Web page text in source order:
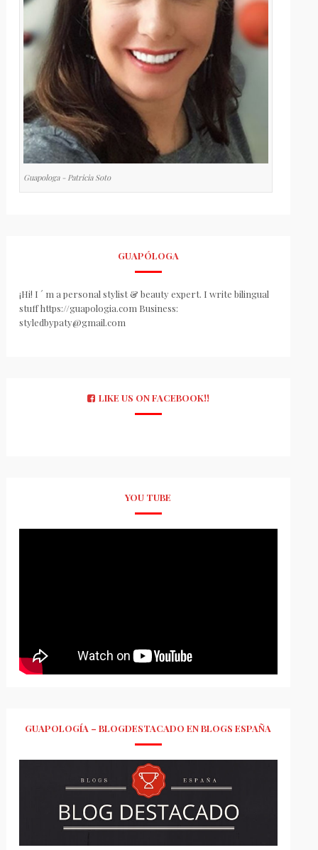
Guapologa - Patricia Soto
GUAPÓLOGA
¡Hi! I ´ m a personal stylist & beauty expert. I write bilingual
stuff https://guapologia.com Business:
styledbypaty@gmail.com
LIKE US ON FACEBOOK!!
YOU TUBE
GUAPOLOGÍA – BLOGDESTACADO EN BLOGS ESPAÑA